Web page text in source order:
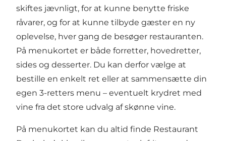
skiftes jævnligt, for at kunne benytte friske
råvarer, og for at kunne tilbyde gæster en ny
oplevelse, hver gang de besøger restauranten.
På menukortet er både forretter, hovedretter,
sides og desserter. Du kan derfor vælge at
bestille en enkelt ret eller at sammensætte din
egen 3-retters menu – eventuelt krydret med
vine fra det store udvalg af skønne vine.
På menukortet kan du altid finde Restaurant